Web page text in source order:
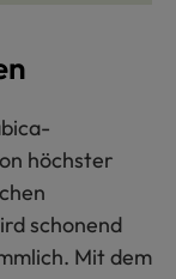
höchster
schonend
Mit dem